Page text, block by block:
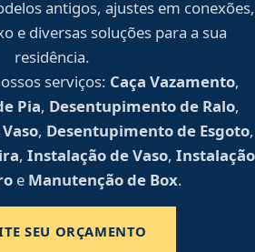
antigos, ajustes em conexões,
e diversas soluções para a sua
residência.
serviços: Caça Vazamento,
Pia, Desentupimento de Ralo,
, Desentupimento de Esgoto,
, Instalação de Vaso, Instalação
e Manutenção de Box.
SEU ORÇAMENTO